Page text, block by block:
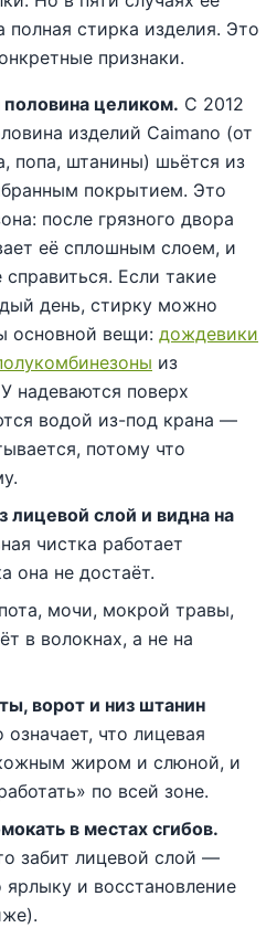
стирка изделия. Это
признаки.
половина целиком. С 2012
изделий Caimano (от
попа, штанины) шьётся из
покрытием. Это
после грязного двора
её сплошным слоем, и
Если такие
день, стирку можно
основной вещи: дождевики
из
надеваются поверх
водой из-под крана —
потому что
лицевой слой и видна на
чистка работает
она не достаёт.
мочи, мокрой травы,
в волокнах, а не на
ворот и низ штанин
означает, что лицевая
жиром и слюной, и
по всей зоне.
в местах сгибов.
забит лицевой слой —
и восстановление